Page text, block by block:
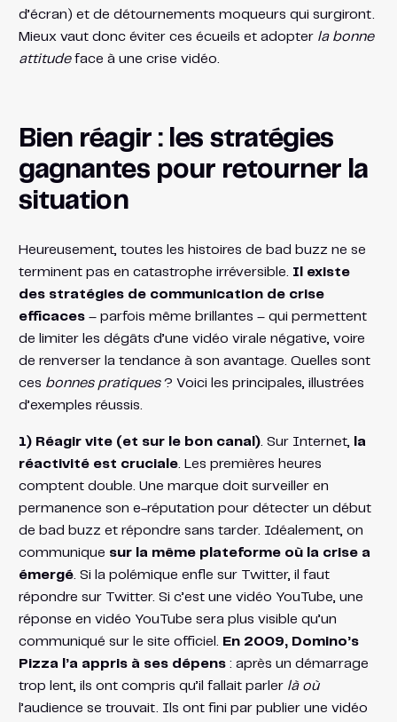
d’écran) et de détournements moqueurs qui surgiront.
Mieux vaut donc éviter ces écueils et adopter la bonne
attitudeface à une crise vidéo.
Bien réagir : les stratégies
gagnantes pour retourner la
situation
Heureusement, toutes les histoires de bad buzz ne se
terminent pas en catastrophe irréversible. Il existe
des stratégies de communication de crise
efficaces– parfois même brillantes – qui permettent
de limiter les dégâts d’une vidéo virale négative, voire
de renverser la tendance à son avantage. Quelles sont
ces bonnes pratiques? Voici les principales, illustrées
d’exemples réussis.
1) Réagir vite (et sur le bon canal). Sur Internet,
la
réactivité est cruciale. Les premières heures
comptent double. Une marque doit surveiller en
permanence son e-réputation pour détecter un début
de bad buzz et répondre sans tarder. Idéalement, on
communique sur la même plateforme où la crise a
émergé. Si la polémique enfle sur Twitter, il faut
répondre sur Twitter. Si c’est une vidéo YouTube, une
réponse en vidéo YouTube sera plus visible qu’un
communiqué sur le site officiel.
En 2009, Domino’s
Pizza l’a appris à ses dépens: après un démarrage
trop lent, ils ont compris qu’il fallait parler là où
l’audience se trouvait. Ils ont fini par publier une vidéo